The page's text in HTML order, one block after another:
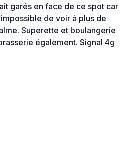
garés en face de ce spot car
de voir à plus de
Superette et boulangerie
également. Signal 4g